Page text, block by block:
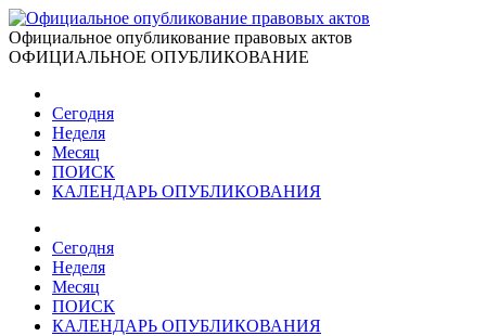
Официальное опубликование правовых актов
ОФИЦИАЛЬНОЕ ОПУБЛИКОВАНИЕ
Сегодня
Неделя
Месяц
ПОИСК
КАЛЕНДАРЬ ОПУБЛИКОВАНИЯ
Сегодня
Неделя
Месяц
ПОИСК
КАЛЕНДАРЬ ОПУБЛИКОВАНИЯ